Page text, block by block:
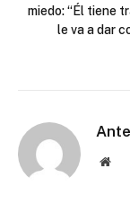
miedo: “Él tiene
le va a dar